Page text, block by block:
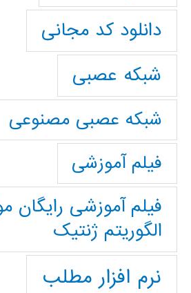
دانلود کد مجانی
شبکه عصبی
شبکه عصبی مصنوعی
فیلم آموزشی
فیلم آموزشی رایگان
الگوریتم ژنتیک
نرم افزار مطلب